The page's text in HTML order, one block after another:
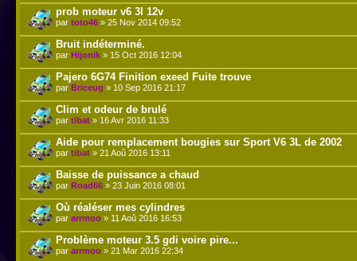
prob moteur v6 3l 12v
par toto46 » 25 Nov 2014 09:52
Bruit indéterminé.
par Hijonik » 15 Oct 2016 12:04
Pajero 6G74 Finition exeed Fuite trouve
par Briceug » 10 Sep 2016 21:17
Clim et odeur de brulé
par tibat » 16 Avr 2016 11:33
Aide pour remplacement bougies sur Sport V6 3L de 2002
par tibat » 21 Aoû 2016 13:11
Baisse de puissance a chaud
par Road66 » 23 Juin 2016 08:01
Où réaléser mes cylindres
par arrmoo » 11 Aoû 2016 16:53
Problème moteur 3.5 gdi voire pire...
par arrmoo » 21 Mar 2016 22:34